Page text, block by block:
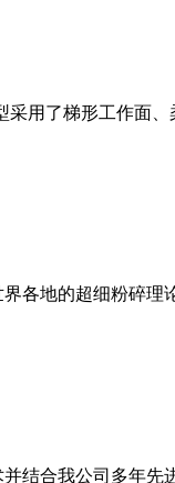
用了梯形工作面
各地的超细粉碎
结合我公司多年